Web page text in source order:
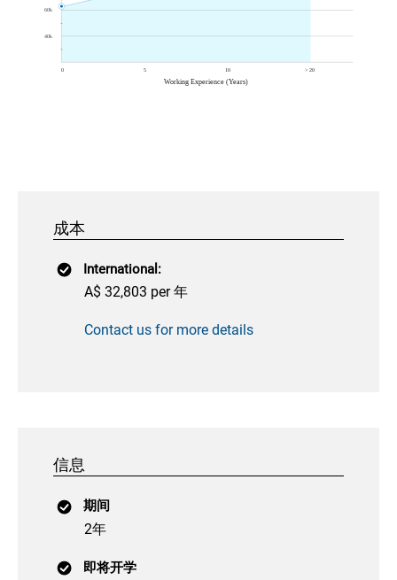
成本
International:
A$ 32,803 per 年
Contact us for more details
信息
期间
2年
即将开学